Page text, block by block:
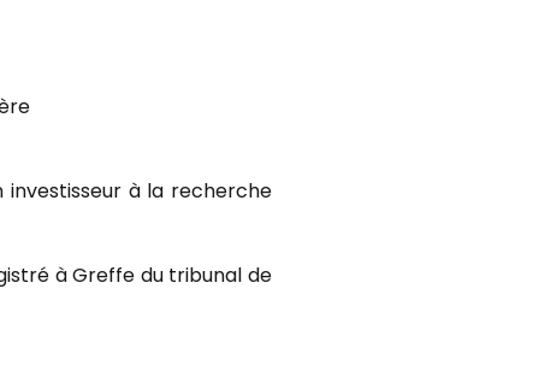
investisseur à la recherche
à Greffe du tribunal de